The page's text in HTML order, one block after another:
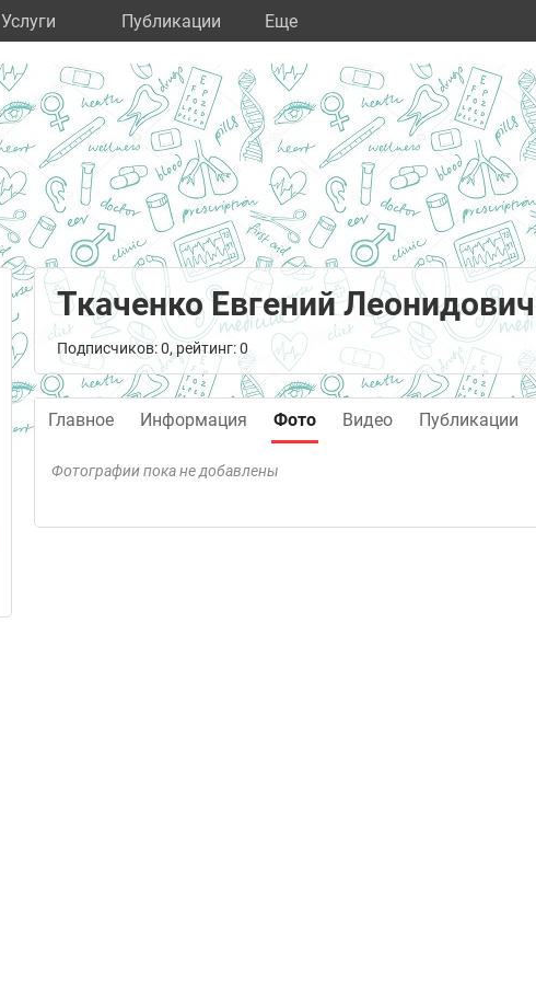
Услуги Публикации Eще
Ткаченко Евгений Леонидович
Подписчиков: 0, рейтинг: 0
Главное Информация Фото Видео Публикации
Фотографии пока не добавлены